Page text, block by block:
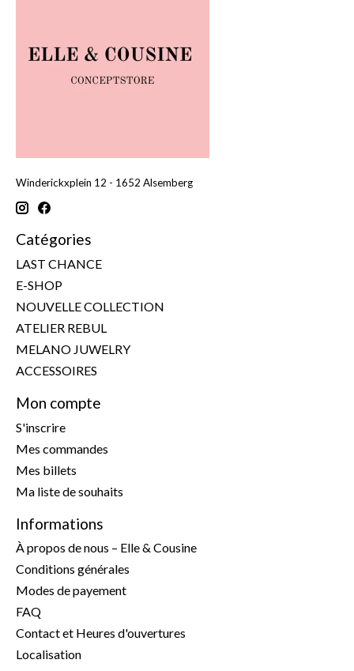
Winderickxplein 12 - 1652 Alsemberg
Catégories
LAST CHANCE
E-SHOP
NOUVELLE COLLECTION
ATELIER REBUL
MELANO JUWELRY
ACCESSOIRES
Mon compte
S'inscrire
Mes commandes
Mes billets
Ma liste de souhaits
Informations
À propos de nous – Elle & Cousine
Conditions générales
Modes de payement
FAQ
Contact et Heures d'ouvertures
Localisation